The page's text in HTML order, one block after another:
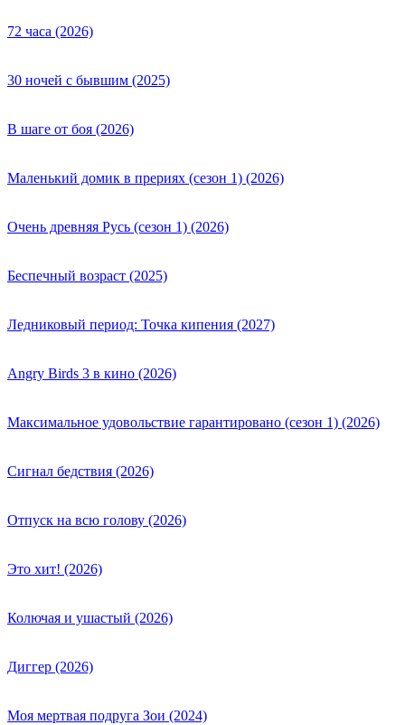
72 часа (2026)
30 ночей с бывшим (2025)
В шаге от боя (2026)
Маленький домик в прериях (сезон 1) (2026)
Очень древняя Русь (сезон 1) (2026)
Беспечный возраст (2025)
Ледниковый период: Точка кипения (2027)
Angry Birds 3 в кино (2026)
Максимальное удовольствие гарантировано (сезон 1) (2026)
Сигнал бедствия (2026)
Отпуск на всю голову (2026)
Это хит! (2026)
Колючая и ушастый (2026)
Диггер (2026)
Моя мертвая подруга Зои (2024)